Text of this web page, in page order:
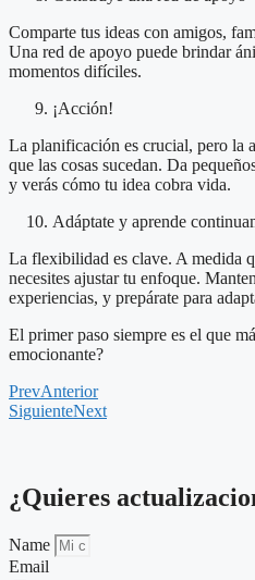
Comparte tus ideas con amigos,
Una red de apoyo puede brindar
momentos difíciles.
¡Acción!
La planificación es crucial, pero la
que las cosas sucedan. Da
y verás cómo tu idea cobra vida.
Adáptate y aprende
La flexibilidad es clave. A medida
necesites ajustar tu enfoque.
experiencias, y prepárate para
El primer paso siempre es el que
emocionante?
PrevAnterior
SiguienteNext
¿Quieres
Name
Email